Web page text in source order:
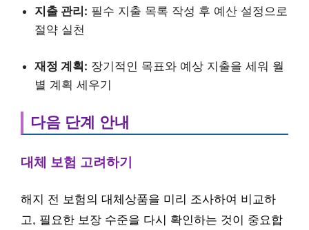
지출 관리: 필수 지출 목록 작성 후 예산 설정으로
절약 실천
재정 계획: 장기적인 목표와 예상 지출을 세워 월
별 계획 세우기
다음 단계 안내
대체 보험 고려하기
해지 전 보험의 대체상품을 미리 조사하여 비교하
고, 필요한 보장 수준을 다시 확인하는 것이 중요합